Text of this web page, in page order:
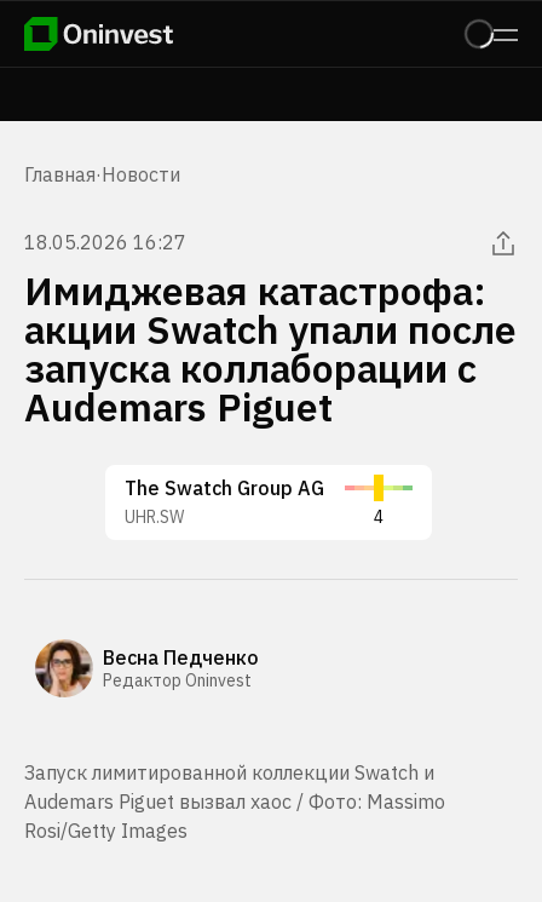
Главная·Новости
18.05.2026 16:27
Имиджевая катастрофа:
акции Swatch упали после
запуска коллаборации с
Audemars Piguet
The Swatch Group AG
UHR.SW 4
Весна Педченко
Редактор Oninvest
Запуск лимитированной коллекции Swatch и
Audemars Piguet вызвал хаос / Фото: Massimo
Rosi/Getty Images